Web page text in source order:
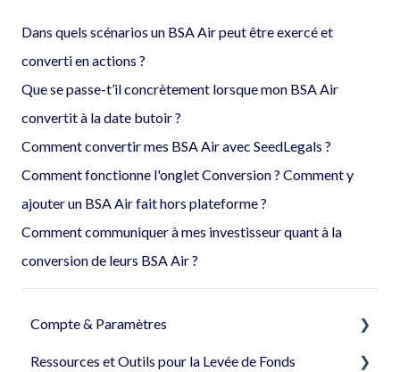
Dans quels scénarios un BSA Air peut être exercé et
converti en actions ?
Que se passe-t’il concrètement lorsque mon BSA Air
convertit à la date butoir ?
Comment convertir mes BSA Air avec SeedLegals ?
Comment fonctionne l'onglet Conversion ? Comment y
ajouter un BSA Air fait hors plateforme ?
Comment communiquer à mes investisseur quant à la
conversion de leurs BSA Air ?
Compte & Paramètres
Créer le compte de votre société
Ressources et Outils pour la Levée de Fonds